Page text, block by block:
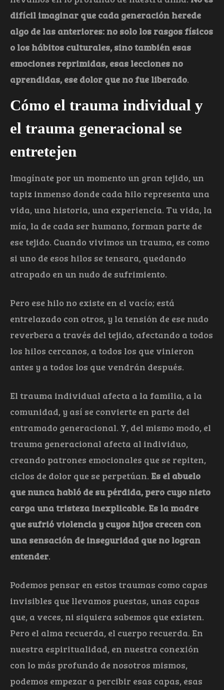
difícil imaginar que cada generación herede
algo de las anteriores: no solo los rasgos físicos
o los hábitos culturales, sino también esas
emociones reprimidas, esas lecciones no
aprendidas, ese dolor que no fue liberado.
Cómo el trauma individual y
el trauma generacional se
entretejen
Imagínate por un momento un gran tejido, un
tapiz inmenso donde cada hilo representa una
vida, una historia, una experiencia. Tu vida, la
mía, la de cada ser humano, forman parte de
ese tejido. Cuando vivimos un trauma, es como
si uno de esos hilos se tensara, quedando
atrapado en un nudo de sufrimiento.
Pero ese hilo no existe en el vacío; está
entrelazado con otros, y la tensión de ese nudo
reverbera a través del tejido, afectando a todos
los hilos cercanos, a todos los que vinieron
antes y a todos los que vendrán después.
El trauma individual afecta a la familia, a la
comunidad, y así se convierte en parte del
entramado generacional. Y, del mismo modo, el
trauma generacional afecta al individuo,
creando patrones emocionales que se repiten,
ciclos de dolor que se perpetúan. Es el abuelo
que nunca habló de su pérdida, pero cuyo nieto
carga una tristeza inexplicable. Es la madre
que sufrió violencia y cuyos hijos crecen con
una sensación de inseguridad que no logran
entender.
Podemos pensar en estos traumas como capas
invisibles que llevamos puestas, unas capas
que, a veces, ni siquiera sabemos que existen.
Pero el alma recuerda, el cuerpo recuerda. En
nuestra espiritualidad, en nuestra conexión
con lo más profundo de nosotros mismos,
podemos empezar a percibir esas capas, esas